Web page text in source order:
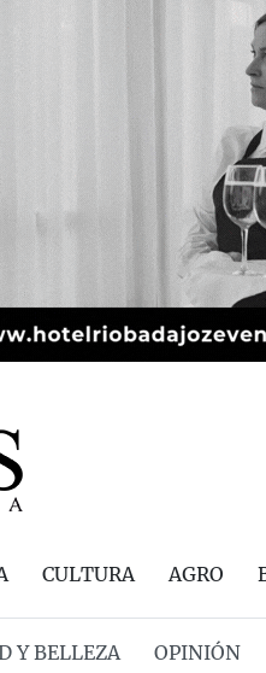
CULTURA AGRO
Y BELLEZA OPINIÓN